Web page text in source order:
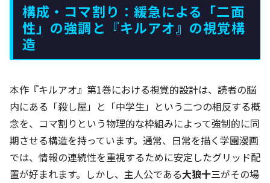
構成・コマ割り：緩急による「二面
性」の強調と『キルアオ』の視覚構
造
本作『キルアオ』第1巻における視覚的設計は、読者の脳
内にある「殺し屋」と「中学生」という二つの相反する概
念を、コマ割りという物理的な枠組みによって強制的に同
期させる構造を持っています。通常、日常を描く学園漫画
では、情報の連続性を重視するために安定したグリッド配
置が好まれます。しかし、主人公である大狼十三がその場